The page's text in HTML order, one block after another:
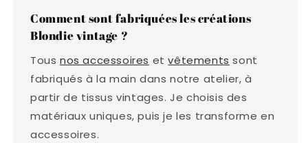
Comment sont fabriquées les créations
Blondie vintage ?
Tous nos accessoires etvêtements sont
fabriqués à la main dans notre atelier, à
partir de tissus vintages. Je choisis des
matériaux uniques, puis je les transforme en
accessoires.